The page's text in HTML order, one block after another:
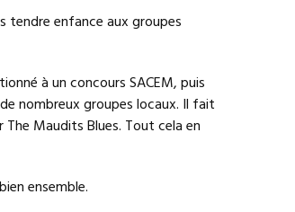
tendre enfance aux groupes
à un concours SACEM, puis
nombreux groupes locaux. Il fait
Maudits Blues. Tout cela en
ensemble.